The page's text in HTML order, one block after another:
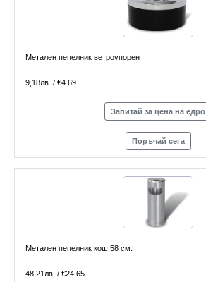
Метален пепелник ветроупорен
9,18лв. / €4.69
Запитай за цена на едро
Поръчай сега
Метален пепелник кош 58 см.
48,21лв. / €24.65